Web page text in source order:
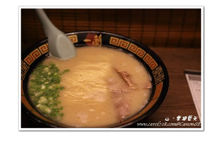
津
士
～
往
機
場
與
飯
的
最
c
i
t
t
e
n